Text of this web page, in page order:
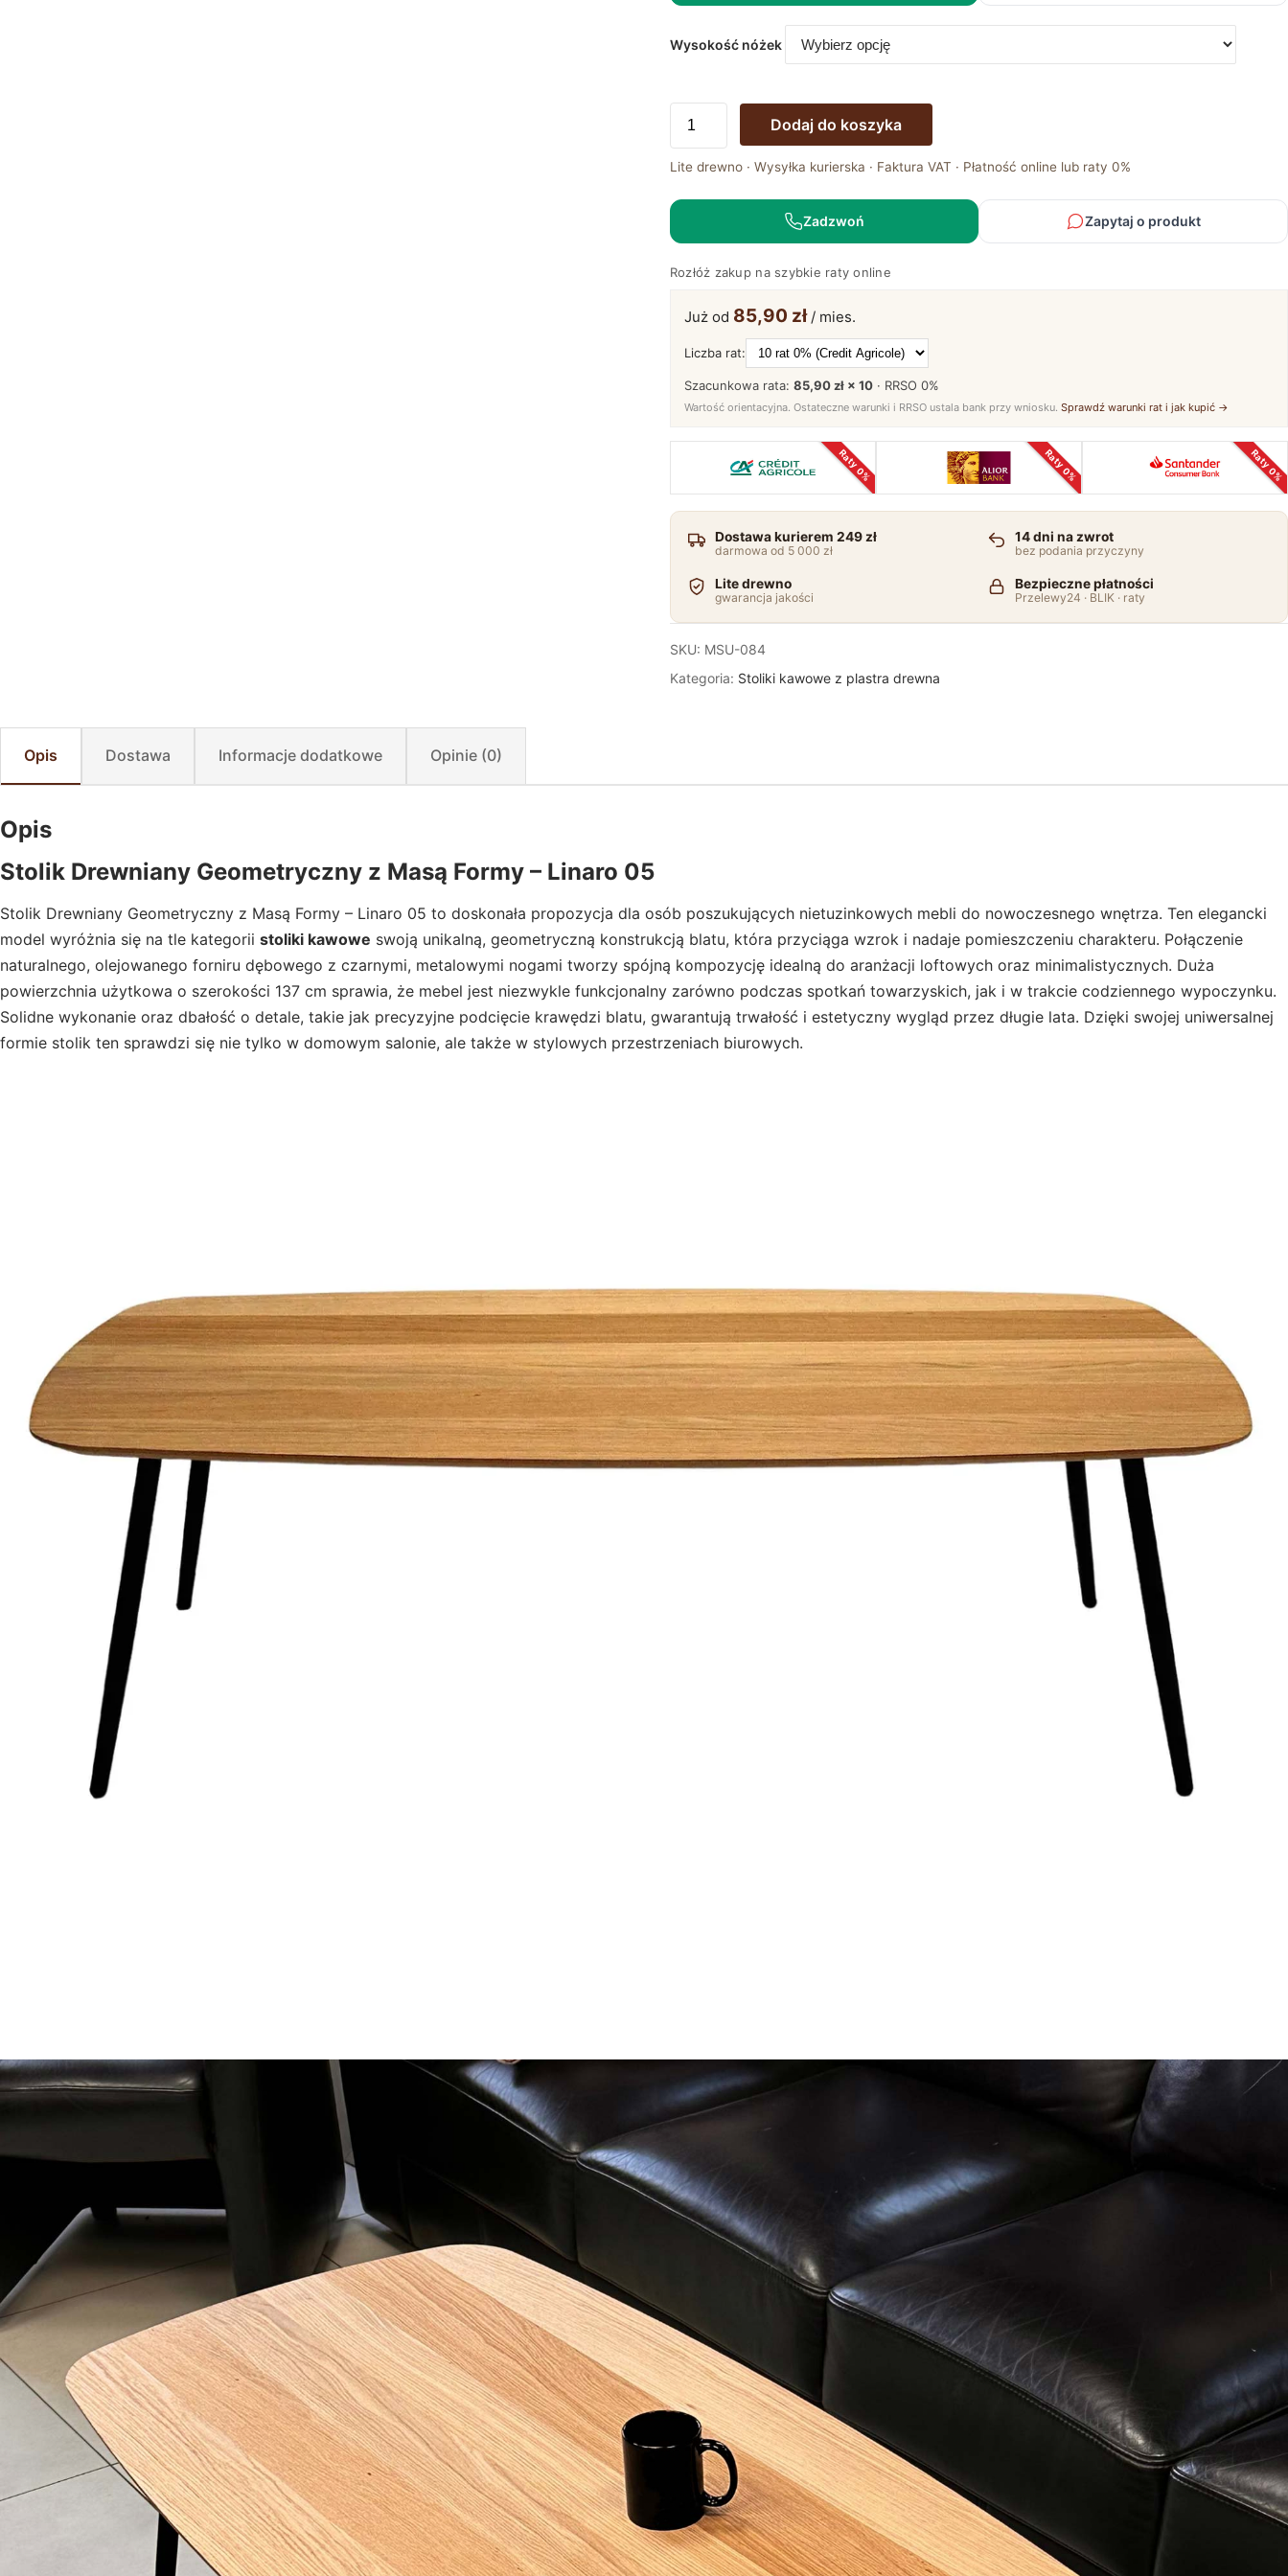
Wysokość nóżek
Drewniany
z
Masą
–
05
Dodaj do koszyka
Lite drewno · Wysyłka kurierska · Faktura VAT · Płatność online lub raty 0%
Zadzwoń Zapytaj o produkt
Rozłóż zakup na szybkie raty online
Już od 85,90 zł/ mies.
Liczba rat:
Szacunkowa rata: 85,90 zł × 10· RRSO 0%
Wartość orientacyjna. Ostateczne warunki i RRSO ustala bank przy wniosku. Sprawdź warunki rat i jak kupić →
Raty 0% Raty 0% Raty 0%
Dostawa kurierem 249 zł
darmowa od 5 000 zł
14 dni na zwrot
bez podania przyczyny
Lite drewno
gwarancja jakości
Bezpieczne płatności
Przelewy24 · BLIK · raty
SKU: MSU-084
Kategoria: Stoliki kawowe z plastra drewna
Opis Dostawa Informacje dodatkowe Opinie (0)
Opis
Stolik Drewniany Geometryczny z Masą Formy – Linaro 05
Stolik Drewniany Geometryczny z Masą Formy – Linaro 05 to doskonała propozycja dla osób poszukujących nietuzinkowych mebli do nowoczesnego wnętrza. Ten elegancki
model wyróżnia się na tle kategorii stoliki kawowe swoją unikalną, geometryczną konstrukcją blatu, która przyciąga wzrok i nadaje pomieszczeniu charakteru. Połączenie
naturalnego, olejowanego forniru dębowego z czarnymi, metalowymi nogami tworzy spójną kompozycję idealną do aranżacji loftowych oraz minimalistycznych. Duża
powierzchnia użytkowa o szerokości 137 cm sprawia, że mebel jest niezwykle funkcjonalny zarówno podczas spotkań towarzyskich, jak i w trakcie codziennego wypoczynku.
Solidne wykonanie oraz dbałość o detale, takie jak precyzyjne podcięcie krawędzi blatu, gwarantują trwałość i estetyczny wygląd przez długie lata. Dzięki swojej uniwersalnej
formie stolik ten sprawdzi się nie tylko w domowym salonie, ale także w stylowych przestrzeniach biurowych.